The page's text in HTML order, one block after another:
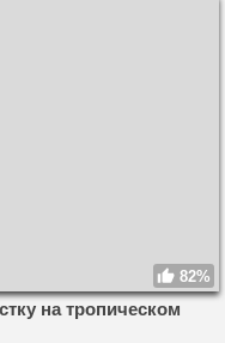
82%
на тропическом